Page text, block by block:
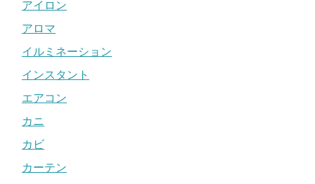
アイロン
アロマ
イルミネーション
インスタント
エアコン
カニ
カビ
カーテン